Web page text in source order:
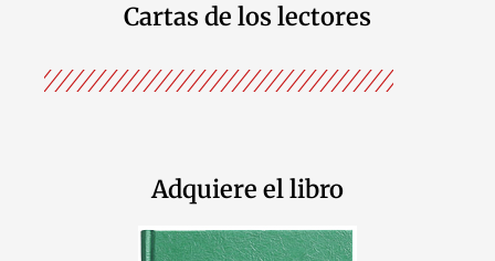
Cartas de los lectores
Adquiere el libro